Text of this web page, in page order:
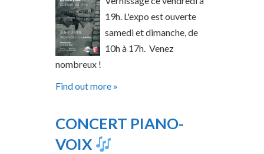
19h. L'expo est ouverte
samedi et dimanche, de
10h à 17h. Venez
nombreux !
Find out more »
CONCERT PIANO-
VOIX